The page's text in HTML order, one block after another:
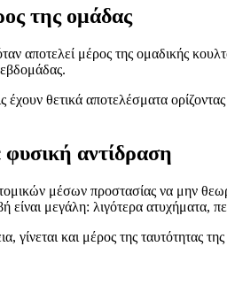
της ομάδας
αποτελεί μέρος της ομαδικής
έχουν θετικά αποτελέσματα
αντίδραση
μέσων προστασίας να μην
είναι μεγάλη: λιγότερα ατυχήματα,
γίνεται και μέρος της ταυτότητας